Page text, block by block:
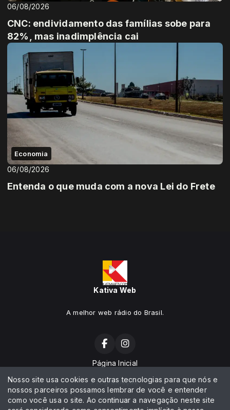
06/08/2026
CNC: endividamento das famílias sobe para
82%, mas inadimplência cai
Economia
06/08/2026
Entenda o que muda com a nova Lei do Frete
Kativa Web
A melhor web rádio do Brasil.
Página Inicial
Programação
Notícias
Nosso site usa cookies e outras tecnologias para que nós e
nossos parceiros possamos lembrar de você e entender
como você usa o site. Ao continuar a navegação neste site